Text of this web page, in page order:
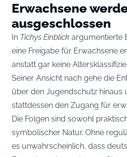
Erwachsene
ausgeschlossen
In Tichys Einblick argumentierte
eine Freigabe für Erwachsene
anstatt gar keine
Seiner Ansicht nach gehe die
über den Jugendschutz hinaus
stattdessen den Zugang für
Die Folgen sind sowohl
symbolischer Natur. Ohne
es unwahrscheinlich, dass